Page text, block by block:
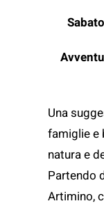
Una
famiglie e
natura e
Partendo
Artimino,